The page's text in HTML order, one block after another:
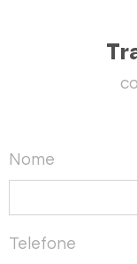
Nome
Telefone